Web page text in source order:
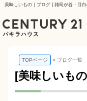
美味しいもの｜ブログ | 雑司が谷・目
TOPページ ブログ一覧
[美味しいも